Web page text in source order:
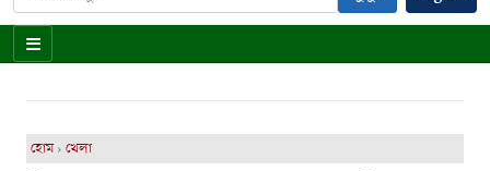
হোম› খেলা